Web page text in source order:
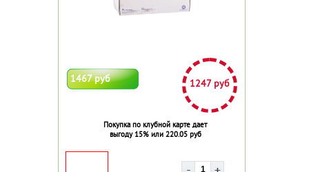
1467 руб 1247 руб
Покупка по клубной карте дает
выгоду 15% или 220.05 руб